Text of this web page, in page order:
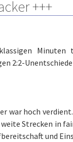
+++
Minuten
2:2-
war hoch
Strecken in
und